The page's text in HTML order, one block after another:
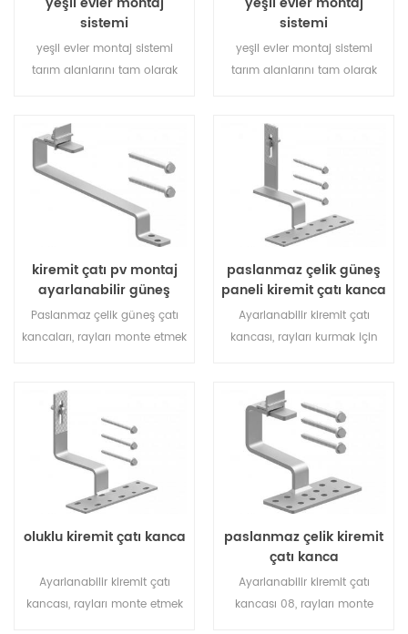
sistemi
yeşil evler montaj sistemi
tarım alanlarını tam olarak
temiz bir gelecek getirir.
sistemi
yeşil evler montaj sistemi
tarım alanlarını tam olarak
temiz bir gelecek getirir.
kiremit çatı pv montaj
ayarlanabilir güneş
kanca
Paslanmaz çelik güneş çatı
kancaları, rayları monte etmek
güneş raf sistemi için özellikle
tasarlanmıştır.
paslanmaz çelik güneş
paneli kiremit çatı kanca
Ayarlanabilir kiremit çatı
kancası, rayları kurmak için
özellikle tasarlanmıştır.
oluklu kiremit çatı kanca
Ayarlanabilir kiremit çatı
kancası, rayları monte etmek
paslanmaz çelik kiremit
çatı kanca
Ayarlanabilir kiremit çatı
kancası 08, rayları monte